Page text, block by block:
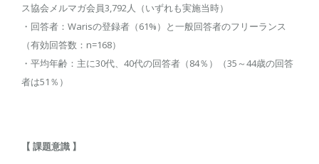
ス協会メルマガ会員3,792人（いずれも実施当時）
・回答者：Warisの登録者（61%）と一般回答者のフリーランス
（有効回答数：n=168）
・平均年齢：主に30代、40代の回答者（84％）（35～44歳の回答
者は51％）
【 課題意識 】